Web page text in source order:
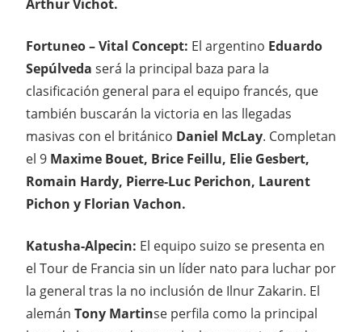
Arthur Vichot.
Fortuneo – Vital Concept: El argentino Eduardo
Sepúlveda será la principal baza para la
clasificación general para el equipo francés, que
también buscarán la victoria en las llegadas
masivas con el británico Daniel McLay. Completan
el 9 Maxime Bouet, Brice Feillu, Elie Gesbert,
Romain Hardy, Pierre-Luc Perichon, Laurent
Pichon y Florian Vachon.
Katusha-Alpecin: El equipo suizo se presenta en
el Tour de Francia sin un líder nato para luchar por
la general tras la no inclusión de Ilnur Zakarin. El
alemán Tony Martinse perfila como la principal